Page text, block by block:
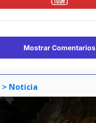
Mostrar Comentarios
> Noticia